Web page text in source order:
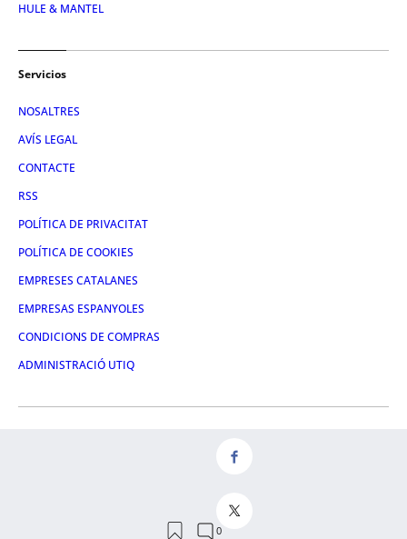
HULE & MANTEL
Servicios
NOSALTRES
AVÍS LEGAL
CONTACTE
RSS
POLÍTICA DE PRIVACITAT
POLÍTICA DE COOKIES
EMPRESES CATALANES
EMPRESAS ESPANYOLES
CONDICIONS DE COMPRAS
ADMINISTRACIÓ UTIQ